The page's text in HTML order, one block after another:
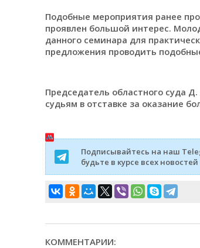
Подобные мероприятия ранее
проявлен большой интерес.
данного семинара для
предложения проводить
Председатель областного суда
судьям в отставке за оказание
Подписывайтесь на наш
будьте в курсе всех новостей
КОММЕНТАРИИ: